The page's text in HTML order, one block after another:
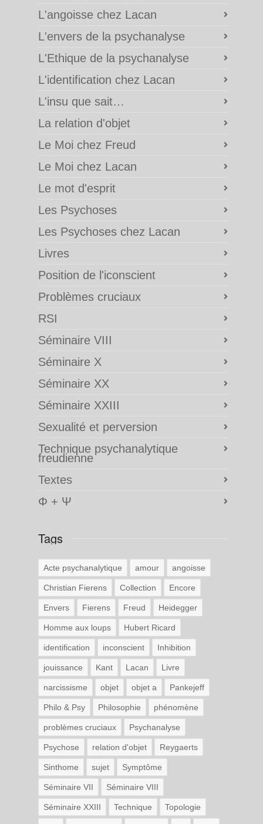
L'angoisse chez Lacan
L'envers de la psychanalyse
L'Ethique de la psychanalyse
L'identification chez Lacan
L'insu que sait…
La relation d'objet
Le Moi chez Freud
Le Moi chez Lacan
Le mot d'esprit
Les Psychoses
Les Psychoses chez Lacan
Livres
Position de l'iconscient
Problèmes cruciaux
RSI
Séminaire VIII
Séminaire X
Séminaire XX
Séminaire XXIII
Sexualité et perversion
Technique psychanalytique
freudienne
Textes
Φ + Ψ
Tags
Acte psychanalytique amour angoisse
Christian Fierens Collection Encore
Envers Fierens Freud Heidegger
Homme aux loups Hubert Ricard
identification inconscient Inhibition
jouissance Kant Lacan Livre
narcissisme objet objet a Pankejeff
Philo & Psy Philosophie phénomène
problèmes cruciaux Psychanalyse
Psychose relation d'objet Reygaerts
Sinthome sujet Symptôme
Séminaire VII Séminaire VIII
Séminaire XXIII Technique Topologie